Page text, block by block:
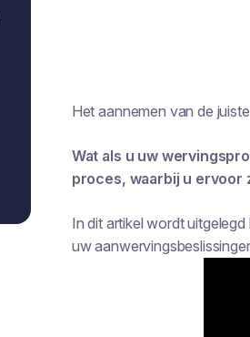
Het aannemen van de
Wat als u uw
proces, waarbij u
In dit artikel wordt
uw